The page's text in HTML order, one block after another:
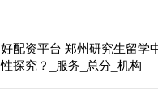
好配资平台 郑州研究生留学
性探究？_服务_总分_机构